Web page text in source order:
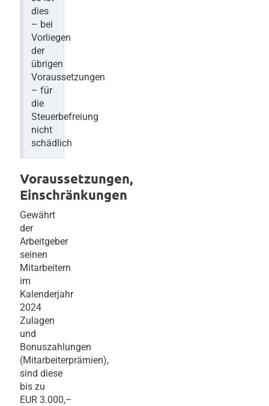
dies
– bei
Vorliegen
der
übrigen
Voraussetzungen
– für
die
Steuerbefreiung
nicht
schädlich
Voraussetzungen,
Einschränkungen
Gewährt
der
Arbeitgeber
seinen
Mitarbeitern
im
Kalenderjahr
2024
Zulagen
und
Bonuszahlungen
(Mitarbeiterprämien),
sind diese
bis zu
EUR 3.000,–